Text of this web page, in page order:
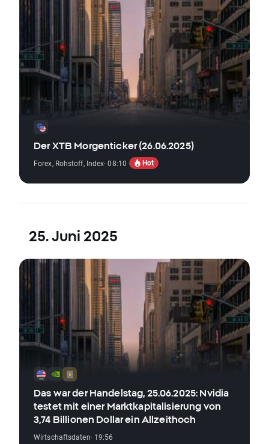
Der XTB Morgenticker (26.06.2025)
Forex, Rohstoff, Index· 08:10 Hot
25. Juni 2025
Das war der Handelstag, 25.06.2025: Nvidia
testet mit einer Marktkapitalisierung von
3,74 Billionen Dollar ein Allzeithoch
Wirtschaftsdaten· 19:56